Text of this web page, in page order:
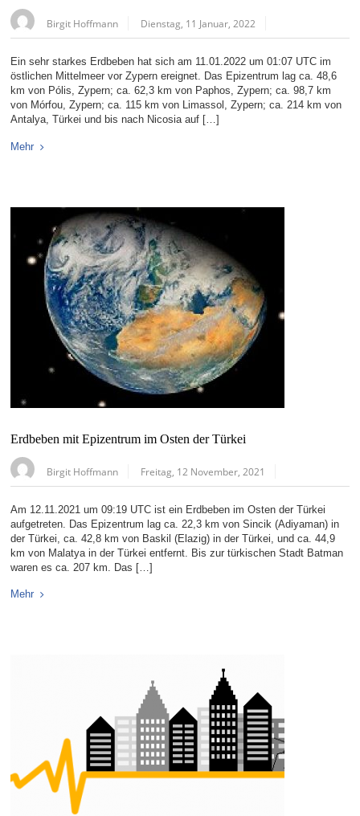
Birgit Hoffmann Dienstag, 11 Januar, 2022
Ein sehr starkes Erdbeben hat sich am 11.01.2022 um 01:07 UTC im
östlichen Mittelmeer vor Zypern ereignet. Das Epizentrum lag ca. 48,6
km von Pólis, Zypern; ca. 62,3 km von Paphos, Zypern; ca. 98,7 km
von Mórfou, Zypern; ca. 115 km von Limassol, Zypern; ca. 214 km von
Antalya, Türkei und bis nach Nicosia auf […]
Mehr
Erdbeben mit Epizentrum im Osten der Türkei
Birgit Hoffmann Freitag, 12 November, 2021
Am 12.11.2021 um 09:19 UTC ist ein Erdbeben im Osten der Türkei
aufgetreten. Das Epizentrum lag ca. 22,3 km von Sincik (Adiyaman) in
der Türkei, ca. 42,8 km von Baskil (Elazig) in der Türkei, und ca. 44,9
km von Malatya in der Türkei entfernt. Bis zur türkischen Stadt Batman
waren es ca. 207 km. Das […]
Mehr